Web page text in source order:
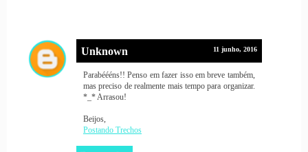
Unknown 11 junho, 2016
Parabéééns!! Penso em fazer isso em breve também,
mas preciso de realmente mais tempo para organizar.
*_* Arrasou!
Beijos,
Postando Trechos